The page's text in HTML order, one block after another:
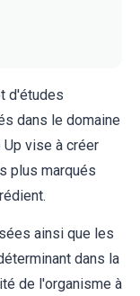
d'études
dans le domaine
Up vise à créer
plus marqués
ainsi que les
dans la
de l'organisme à